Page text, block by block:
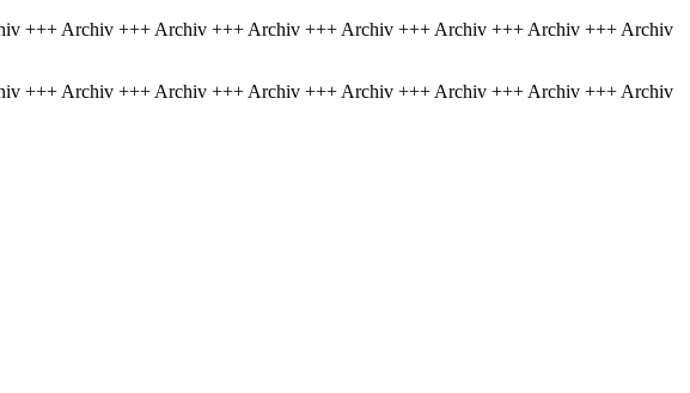
+++ Archiv +++ Archiv +++ Archiv +++ Archiv +++ Archiv +++ Archiv +++ Archiv
+++ Archiv +++ Archiv +++ Archiv +++ Archiv +++ Archiv +++ Archiv +++ Archiv